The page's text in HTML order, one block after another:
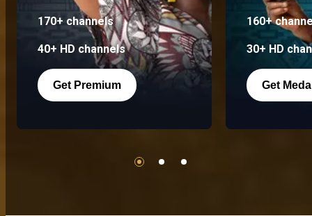
170+ channels
40+ HD channels
Get Premium
160+
30+ HD
Get